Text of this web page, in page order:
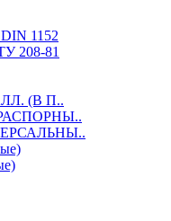
1152
208-81
(В П..